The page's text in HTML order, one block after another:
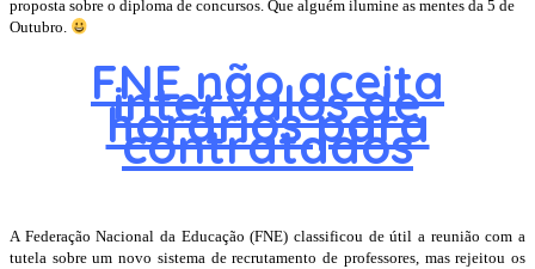
proposta sobre o diploma de concursos. Que alguém ilumine as mentes da 5 de
Outubro.
FNE não aceita
intervalos de
horários para
contratados
A Federação Nacional da Educação (FNE) classificou de útil a reunião com a
tutela sobre um novo sistema de recrutamento de professores, mas rejeitou os